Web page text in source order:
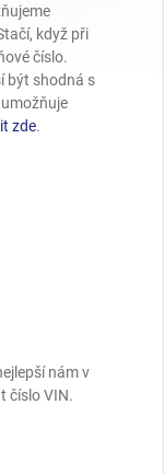
když při
číslo.
být shodná s
zde.
nám v
číslo VIN.